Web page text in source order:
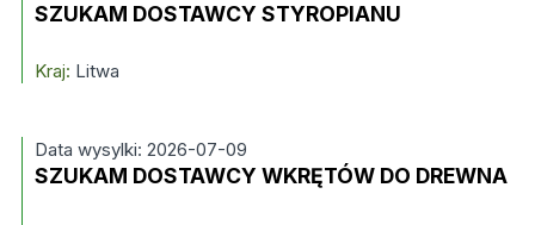
SZUKAM DOSTAWCY STYROPIANU
Kraj: Litwa
Data wysylki: 2026-07-09
SZUKAM DOSTAWCY WKRĘTÓW DO DREWNA